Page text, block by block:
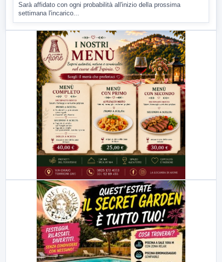
Sarà affidato con ogni probabilità all'inizio della prossima
settimana l'incarico...